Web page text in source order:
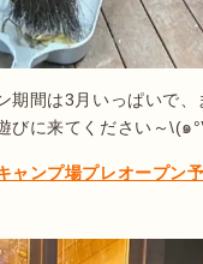
期間は3月いっぱいで、
びに来てください～\(๑
ャンプ場プレオープン